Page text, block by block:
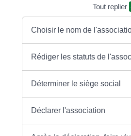
Tout replier
Choisir le nom de
Rédiger les statuts de
Déterminer le siège social
Déclarer l'association